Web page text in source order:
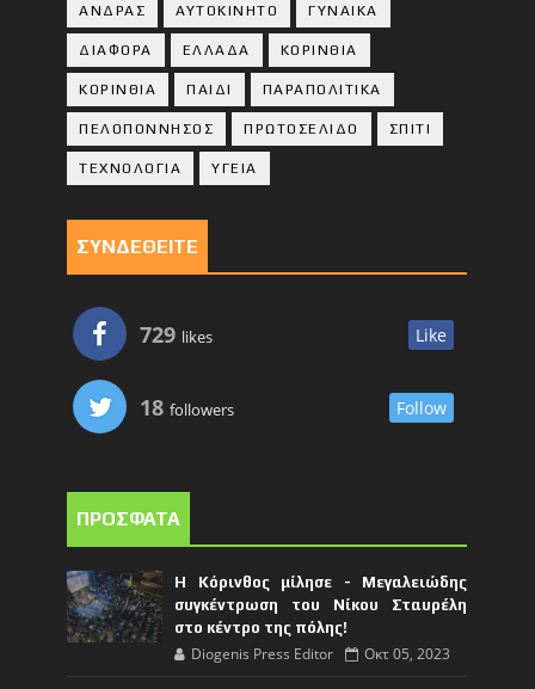
ΑΝΔΡΑΣ ΑΥΤΟΚΙΝΗΤΟ ΓΥΝΑΙΚΑ
ΔΙΑΦΟΡΑ ΕΛΛΑΔΑ ΚΟΡΙΝΘΙΑ
ΚΟΡΙΝΘΙA ΠΑΙΔΙ ΠΑΡΑΠΟΛΙΤΙΚΑ
ΠΕΛΟΠΟΝΝΗΣΟΣ ΠΡΩΤΟΣΕΛΙΔΟ ΣΠΙΤΙ
ΤΕΧΝΟΛΟΓΙΑ ΥΓΕΙΑ
ΣΥΝΔΕΘΕΙΤΕ
729 likes Like
18 followers Follow
ΠΡΟΣΦΑΤΑ
Η Κόρινθος μίλησε - Μεγαλειώδης
συγκέντρωση του Νίκου Σταυρέλη
στο κέντρο της πόλης!
Diogenis Press Editor Οκτ 05, 2023